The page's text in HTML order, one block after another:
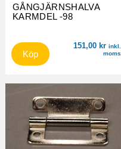
GÅNGJÄRNSHALVA
KARMDEL -98
151,00 kr inkl.
moms
Köp